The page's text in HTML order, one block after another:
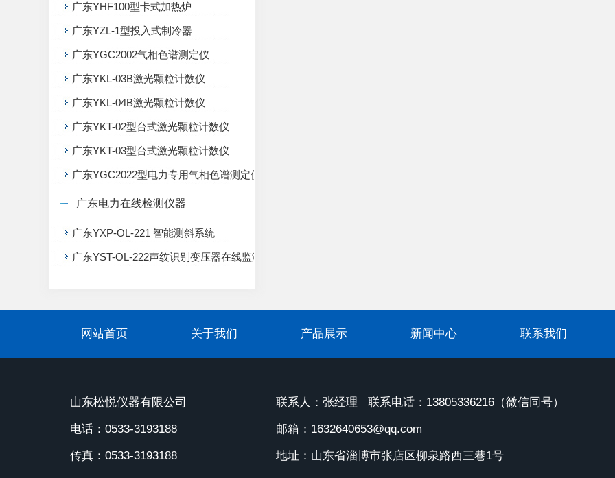
广东YHF100型卡式加热炉
广东YZL-1型投入式制冷器
广东YGC2002气相色谱测定仪
广东YKL-03B激光颗粒计数仪
广东YKL-04B激光颗粒计数仪
广东YKT-02型台式激光颗粒计数仪
广东YKT-03型台式激光颗粒计数仪
广东YGC2022型电力专用气相色谱测定仪
广东电力在线检测仪器
广东YXP-OL-221 智能测斜系统
广东YST-OL-222声纹识别变压器在线监测系统
网站首页 关于我们 产品展示 新闻中心 联系我们
山东松悦仪器有限公司
电话：0533-3193188
传真：0533-3193188
联系人：张经理 联系电话：13805336216（微信同号）
邮箱：1632640653@qq.com
地址：山东省淄博市张店区柳泉路西三巷1号